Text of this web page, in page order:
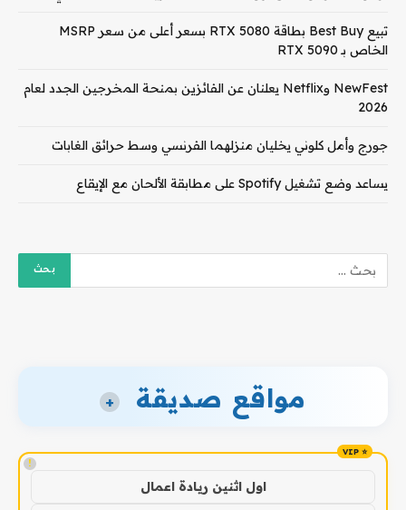
تبيع Best Buy بطاقة RTX 5080 بسعر أعلى من سعر MSRP
الخاص بـ RTX 5090
NewFest وNetflix يعلنان عن الفائزين بمنحة المخرجين الجدد لعام
2026
جورج وأمل كلوني يخليان منزلهما الفرنسي وسط حرائق الغابات
يساعد وضع تشغيل Spotify على مطابقة الألحان مع الإيقاع
مواقع صديقة +
!
اول اثنين ريادة اعمال